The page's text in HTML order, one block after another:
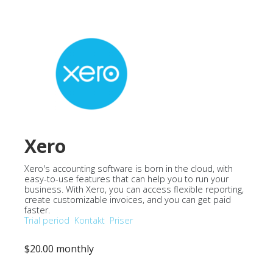
Xero
Xero's accounting software is born in the cloud, with
easy-to-use features that can help you to run your
business. With Xero, you can access flexible reporting,
create customizable invoices, and you can get paid
faster.
Trial period Kontakt Priser
$20.00 monthly